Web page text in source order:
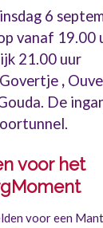
6
vanaf 19.00
21.00 uur
,
De
voor het
voor een